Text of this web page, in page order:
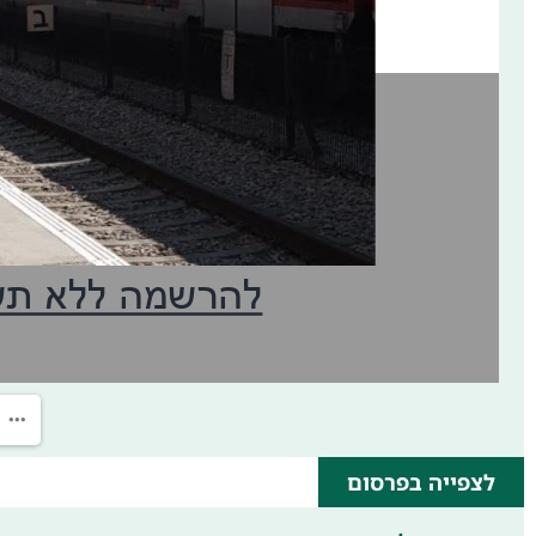
לצפייה בפרסום